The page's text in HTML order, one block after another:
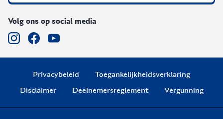
Volg ons op social media
Privacybeleid
Toegankelijkheidsverklaring
Disclaimer
Deelnemersreglement Vergunning